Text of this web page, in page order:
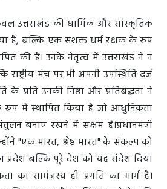
उत्तराखंड की धार्मिक और सांस्कृतिक
है, बल्कि एक सशक्त धर्म रक्षक के रूप
की है। उनके नेतृत्व में उत्तराखंड ने न
मंच पर भी अपनी उपस्थिति दर्ज
प्रति उनकी निष्ठा और प्रतिबद्धता ने
में स्थापित किया है जो आधुनिकता
बनाए रखने में सक्षम हैं।प्रधानमंत्री
"एक भारत, श्रेष्ठ भारत" के संकल्प को
बल्कि पूरे देश को यह संदेश दिया
का सामंजस्य ही प्रगति का मार्ग है।